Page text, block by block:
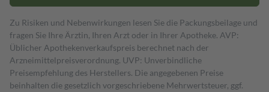
Zu Risiken und Nebenwirkungen lesen Sie die Packungsbeilage und
fragen Sie Ihre Ärztin, Ihren Arzt oder in Ihrer Apotheke. AVP:
Üblicher Apothekenverkaufspreis berechnet nach der
Arzneimittelpreisverordnung. UVP: Unverbindliche
Preisempfehlung des Herstellers. Die angegebenen Preise
beinhalten die gesetzlich vorgeschriebene Mehrwertsteuer, ggf.